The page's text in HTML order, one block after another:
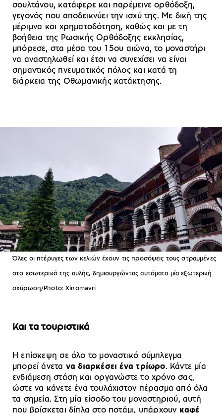
σουλτάνου, κατάφερε και παρέμεινε ορθόδοξη,
γεγονός που αποδεικνύει την ισχύ της. Με δική της
μέριμνα και χρηματοδότηση, καθώς και με τη
βοήθεια της Ρωσικής Ορθόδοξης εκκλησίας,
μπόρεσε, στα μέσα του 15ου αιώνα, το μοναστήρι
να αναστηλωθεί και έτσι να συνεχίσει να είναι
σημαντικός πνευματικός πόλος και κατά τη
διάρκεια της Οθωμανικής κατάκτησης.
Όλες οι πτέρυγες των κελιών έχουν τις προσόψεις τους στραμμένες
στο εσωτερικό της αυλής, δημιουργώντας αυτόματα μία εξωτερική
οχύρωση/Photo: Xinomavri
Και τα τουριστικά
Η επίσκεψη σε όλο το μοναστικό σύμπλεγμα
μπορεί άνετα να διαρκέσει ένα τρίωρο. Κάντε μία
ενδιάμεση στάση και οργανώστε το χρόνο σας,
ώστε να κάνετε ένα τουλάχιστον πέρασμα από όλα
τα σημεία. Στη μία είσοδο του μοναστηριού, αυτή
που βρίσκεται δίπλα στο ποτάμι, υπάρχουν καφέ